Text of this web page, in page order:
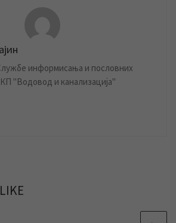
информисања и пословних
"Водовод и канализација"